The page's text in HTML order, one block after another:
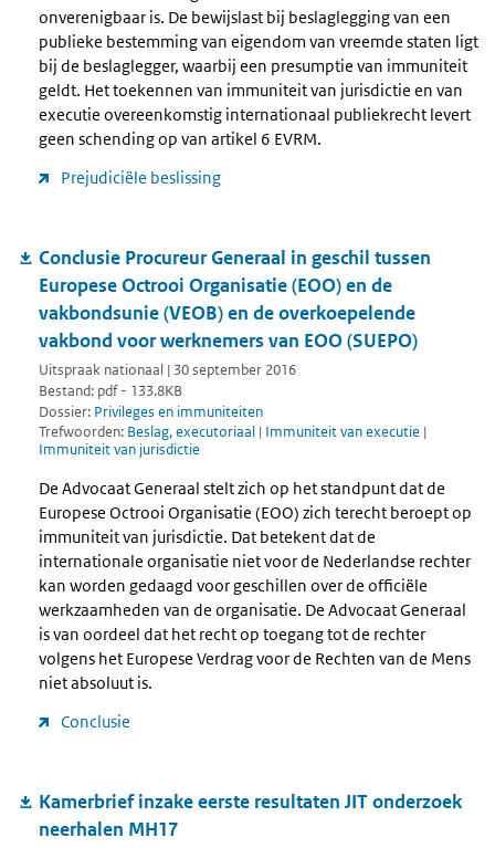
onverenigbaar is. De bewijslast bij beslaglegging van een
publieke bestemming van eigendom van vreemde staten ligt
bij de beslaglegger, waarbij een presumptie van immuniteit
geldt. Het toekennen van immuniteit van jurisdictie en van
executie overeenkomstig internationaal publiekrecht levert
geen schending op van artikel 6 EVRM.
Prejudiciële beslissing
Conclusie Procureur Generaal in geschil tussen
Europese Octrooi Organisatie (EOO) en de
vakbondsunie (VEOB) en de overkoepelende
vakbond voor werknemers van EOO (SUEPO)
Uitspraak nationaal | 30 september 2016
Bestand: pdf - 133.8KB
Dossier: Privileges en immuniteiten
Trefwoorden: Beslag, executoriaal | Immuniteit van executie |
Immuniteit van jurisdictie
De Advocaat Generaal stelt zich op het standpunt dat de
Europese Octrooi Organisatie (EOO) zich terecht beroept op
immuniteit van jurisdictie. Dat betekent dat de
internationale organisatie niet voor de Nederlandse rechter
kan worden gedaagd voor geschillen over de officiële
werkzaamheden van de organisatie. De Advocaat Generaal
is van oordeel dat het recht op toegang tot de rechter
volgens het Europese Verdrag voor de Rechten van de Mens
niet absoluut is.
Conclusie
Kamerbrief inzake eerste resultaten JIT onderzoek
neerhalen MH17